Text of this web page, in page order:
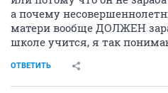
а почему
матери вообще ДОЛЖЕН
школе учится, я так
ОТВЕТИТЬ